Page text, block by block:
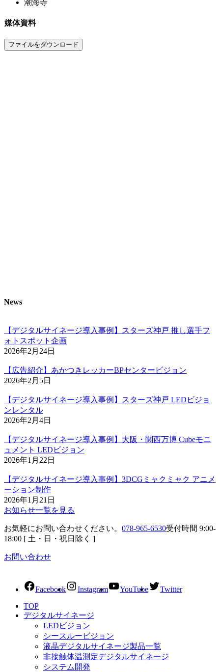
潮海寺
媒体資料
ファイルをダウンロード
News
【デジタルサイネージ導入事例】スターズ神戸 推し選手フ
ォトスポット企画
2026年2月24日
【広告紹介】あかつきレッカーBPセンタービジョン
2026年2月5日
【デジタルサイネージ導入事例】スターズ神戸 LEDビジョ
ンレンタル
2026年2月4日
【デジタルサイネージ導入事例】大阪・関西万博 Cubeモニ
ュメント LEDビジョン
2026年1月22日
【デジタルサイネージ導入事例】3DCGミャクミャク アニメ
ーション制作
2026年1月21日
お知らせ一覧を見る
お気軽にお問い合わせください。 078-965-6530受付時間 9:00-
18:00 [ 土・日・祝日除く ]
お問い合わせ
Facebook Instagram YouTube
Twitter
TOP
デジタルサイネージ
LEDビジョン
シースルービジョン
液晶デジタルサイネージ製品一覧
非接触体温測定デジタルサイネージ
システム開発